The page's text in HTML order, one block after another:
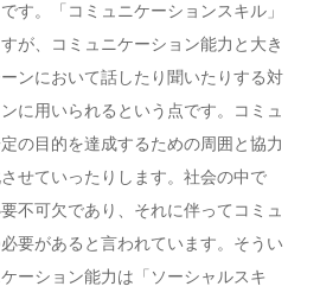
す。「コミュニケーションスキル」
が、コミュニケーション能力と大き
ンにおいて話したり聞いたりする対
に用いられるという点です。コミュ
の目的を達成するための周囲と協力
せていったりします。社会の中で
不可欠であり、それに伴ってコミュ
要があると言われています。そうい
ーション能力は「ソーシャルスキ